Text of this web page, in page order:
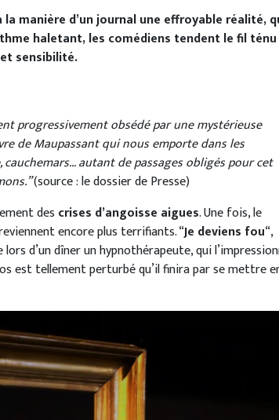
manière d’un journal une effroyable réalité,
haletant, les comédiens tendent le fil ténu
sensibilité.
progressivement obsédé par une mystérieuse
de Maupassant qui nous emporte dans les
autant de passages obligés pour cet
(source : le dossier de Presse)
des crises d’angoisse aigues. Une fois, le
encore plus terrifiants. “Je deviens fou“,
d’un dîner un hypnothérapeute, qui
est tellement perturbé qu’il finira par se mettre